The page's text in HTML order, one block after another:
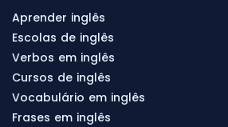
Aprender inglês
Escolas de inglês
Verbos em inglês
Cursos de inglês
Vocabulário em inglês
Frases em inglês